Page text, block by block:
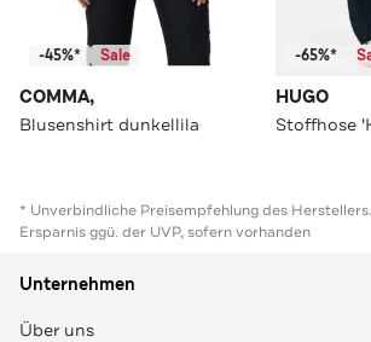
-45%* Sale
COMMA,
Blusenshirt dunkellila
-65%*
HUGO
* Unverbindliche Preisempfehlung des
Ersparnis ggü. der UVP, sofern vorhanden
Unternehmen
Über uns